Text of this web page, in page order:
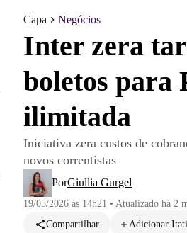
Capa Negócios
Inter zera
boletos para
ilimitada
Iniciativa zera custos de
novos correntistas
PorGiullia Gurgel
19/05/2026 às 14h21 • Atualizado há 2
Compartilhar
Adicionar